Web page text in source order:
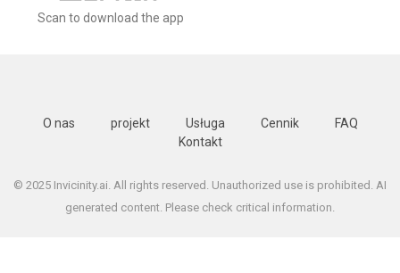
Scan to download the app
O nas projekt Usługa Cennik
FAQ
Kontakt
© 2025 Invicinity.ai. All rights reserved. Unauthorized use is prohibited. AI
generated content. Please check critical information.